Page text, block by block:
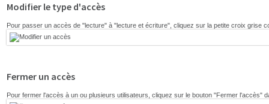
Modifier le type d'accès
Pour passer un accès de "lecture" à "lecture et écriture", cliquez sur la petite croix grise
Fermer un accès
Pour fermer l'accès à un ou plusieurs utilisateurs, cliquez sur le bouton "Fermer l'accès"